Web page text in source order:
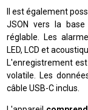
Il est également
JSON vers la base
réglable. Les
LED, LCD et
L'enregistrement
volatile. Les
câble USB-C inclus.